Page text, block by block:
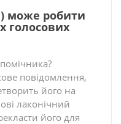
може робити
голосових
повідомлення,
його на
лаконічний
його для